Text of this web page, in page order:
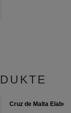
Cruz de Malta